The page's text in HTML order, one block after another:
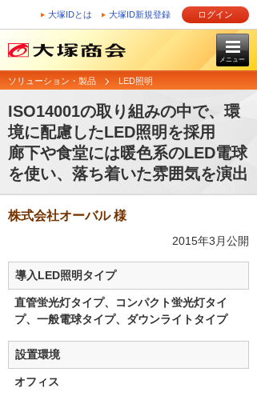
大塚IDとは 大塚ID新規登録 ログイン
メニュー
ソリューション・製品 LED照明
ISO14001の取り組みの中で、環
境に配慮したLED照明を採用
廊下や食堂には暖色系のLED電球
を使い、落ち着いた雰囲気を演出
株式会社オーバル 様
2015年3月公開
導入LED照明タイプ
直管蛍光灯タイプ、コンパクト蛍光灯タイ
プ、一般電球タイプ、ダウンライトタイプ
設置環境
オフィス